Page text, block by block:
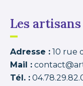
Les
Adresse : 10 rue
Mail :
Tél. :